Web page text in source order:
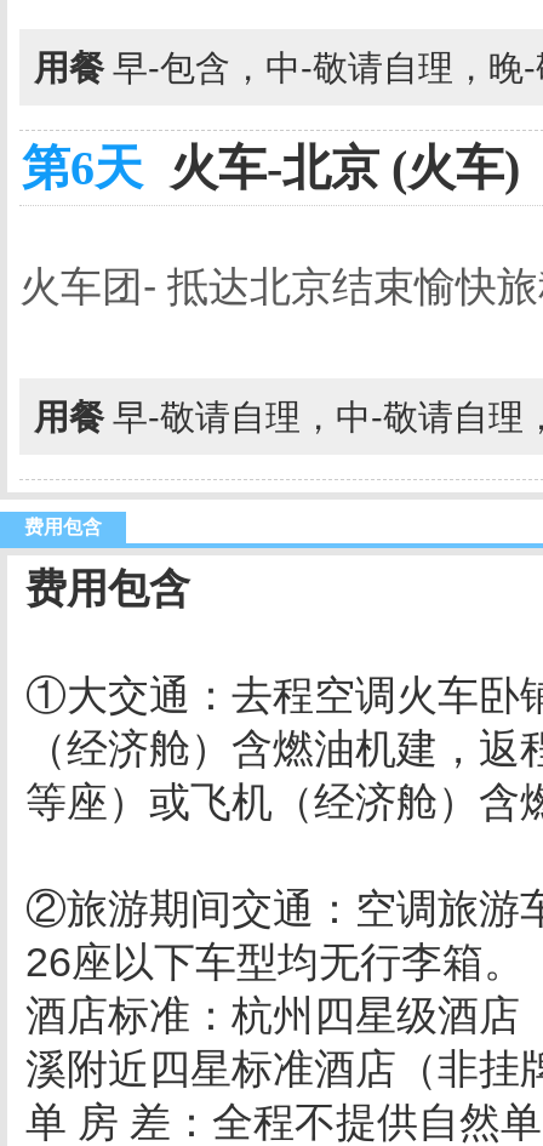
用餐 早-包含，中-敬请自理，晚
第6天 火车-北京 (火车)
火车团- 抵达北京结束愉快
用餐 早-敬请自理，中-敬请自理
费用包含
费用包含
①大交通：去程空调火车卧
（经济舱）含燃油机建，
等座）或飞机（
②旅游期间交通：空调旅游
26座以下车型均无行李箱。
酒店标准：杭州四星级酒店
溪附近四星标准酒店（非挂
单 房 差：全程不提供自然